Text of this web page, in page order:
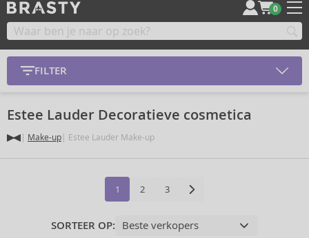
0
FILTER
Estee Lauder Decoratieve cosmetica
Make-up Estee Lauder Make-up
1 2 3
SORTEER OP: